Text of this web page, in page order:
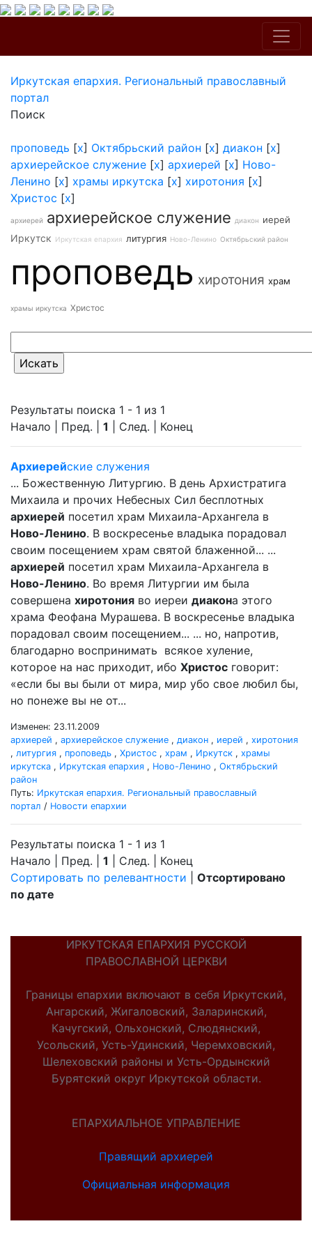
Иркутская епархия. Региональный православный
портал
Поиск
проповедь [x] Октябрьский район [x] диакон [x]
архиерейское служение [x] архиерей [x] Ново-
Ленино [x] храмы иркутска [x] хиротония [x]
Христос [x]
архиерей архиерейское служение диакон иерей
Иркутск Иркутская епархия литургия Ново-Ленино Октябрьский район
проповедь хиротония храм
храмы иркутска Христос
Результаты поиска 1 - 1 из 1
Начало | Пред. | 1 | След. | Конец
Архиерейские служения
... Божественную Литургию. В день Архистратига
Михаила и прочих Небесных Сил бесплотных
архиерей посетил храм Михаила-Архангела в
Ново-Ленино. В воскресенье владыка порадовал
своим посещением храм святой блаженной... ...
архиерей посетил храм Михаила-Архангела в
Ново-Ленино. Во время Литургии им была
совершена хиротония во иереи диакона этого
храма Феофана Мурашева. В воскресенье владыка
порадовал своим посещением... ... но, напротив,
благодарно воспринимать всякое хуление,
которое на нас приходит, ибо Христос говорит:
«если бы вы были от мира, мир убо свое любил бы,
но понеже вы не от...
Изменен: 23.11.2009
архиерей , архиерейское служение , диакон , иерей , хиротония
, литургия , проповедь , Христос , храм , Иркутск , храмы
иркутска , Иркутская епархия , Ново-Ленино , Октябрьский
район
Путь: Иркутская епархия. Региональный православный
портал / Новости епархии
Результаты поиска 1 - 1 из 1
Начало | Пред. | 1 | След. | Конец
Сортировать по релевантности
Отсортировано
по дате
ИРКУТСКАЯ ЕПАРХИЯ РУССКОЙ
ПРАВОСЛАВНОЙ ЦЕРКВИ
Границы епархии включают в себя Иркутский,
Ангарский, Жигаловский, Заларинский,
Качугский, Ольхонский, Слюдянский,
Усольский, Усть-Удинский, Черемховский,
Шелеховский районы и Усть-Ордынский
Бурятский округ Иркутской области.
ЕПАРХИАЛЬНОЕ УПРАВЛЕНИЕ
Правящий архиерей
Официальная информация